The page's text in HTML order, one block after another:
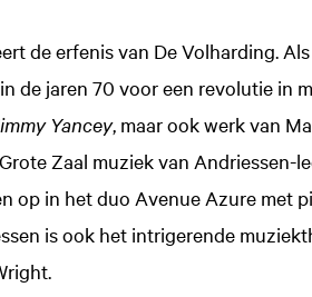
de erfenis van De Volharding.
de jaren 70 voor een revolutie in
Yancey, maar ook werk van
Zaal muziek van Andriessen-
op in het duo Avenue Azure met
is ook het intrigerende